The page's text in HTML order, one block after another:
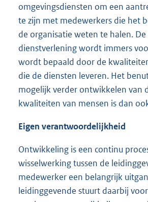
omgevingsdiensten om een
te zijn met medewerkers die het
de organisatie weten te halen.
dienstverlening wordt immers
wordt bepaald door de
die de diensten leveren. Het
mogelijk verder ontwikkelen van
kwaliteiten van mensen is dan
Eigen verantwoordelijkheid
Ontwikkeling is een continu
wisselwerking tussen de
medewerker een belangrijk
leidinggevende stuurt daarbij